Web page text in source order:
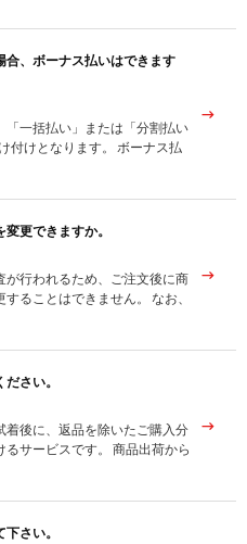
合、ボーナス払いはできます
「一括払い」または「分割払い
付けとなります。 ボーナス払
更できますか。
が行われるため、ご注文後に商
ることはできません。 なお、
さい。
着後に、返品を除いたご購入分
サービスです。 商品出荷から
さい。